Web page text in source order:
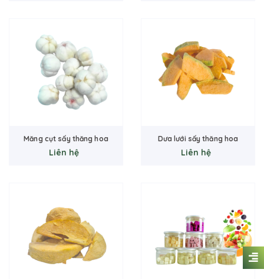
Măng cụt sấy thăng hoa
Liên hệ
Dưa lưới sấy thăng hoa
Liên hệ